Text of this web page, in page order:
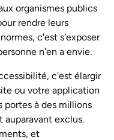
organismes publics
rendre leurs
c'est s'exposer
n'en a envie.
c'est élargir
ou votre application
portes à des millions
exclus.
et